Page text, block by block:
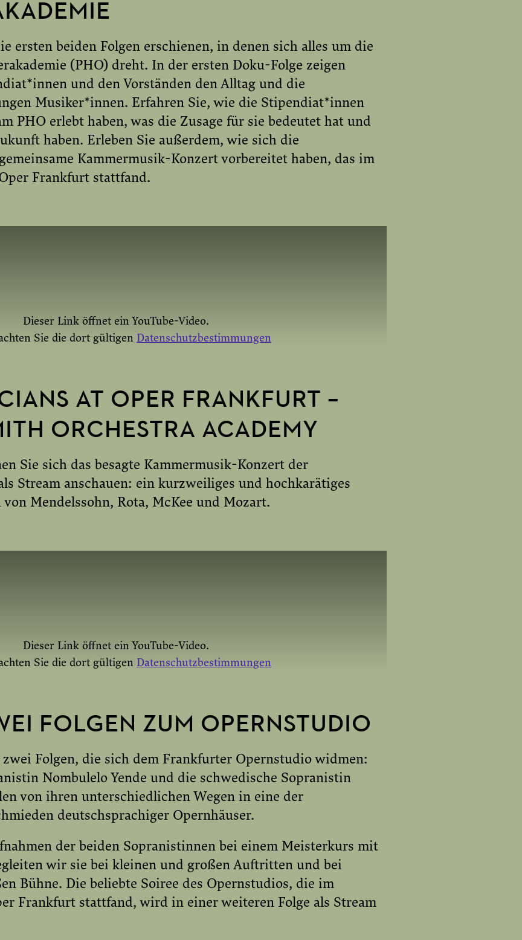
ersten beiden Folgen erschienen, in denen sich alles um die
(PHO) dreht. In der ersten Doku-Folge zeigen
und den Vorständen den Alltag und die
Musiker*innen. Erfahren Sie, wie die Stipendiat*innen
PHO erlebt haben, was die Zusage für sie bedeutet hat und
haben. Erleben Sie außerdem, wie sich die
Kammermusik-Konzert vorbereitet haben, das im
Frankfurt stattfand.
Dieser Link öffnet ein YouTube-Video.
Sie die dort gültigen Datenschutzbestimmungen
AT OPER FRANKFURT –
ORCHESTRA ACADEMY
Sie sich das besagte Kammermusik-Konzert der
Stream anschauen: ein kurzweiliges und hochkarätiges
Mendelssohn, Rota, McKee und Mozart.
Dieser Link öffnet ein YouTube-Video.
Sie die dort gültigen Datenschutzbestimmungen
FOLGEN ZUM OPERNSTUDIO
Folgen, die sich dem Frankfurter Opernstudio widmen:
Nombulelo Yende und die schwedische Sopranistin
von ihren unterschiedlichen Wegen in eine der
deutschsprachiger Opernhäuser.
der beiden Sopranistinnen bei einem Meisterkurs mit
wir sie bei kleinen und großen Auftritten und bei
Bühne. Die beliebte Soiree des Opernstudios, die im
Frankfurt stattfand, wird in einer weiteren Folge als Stream